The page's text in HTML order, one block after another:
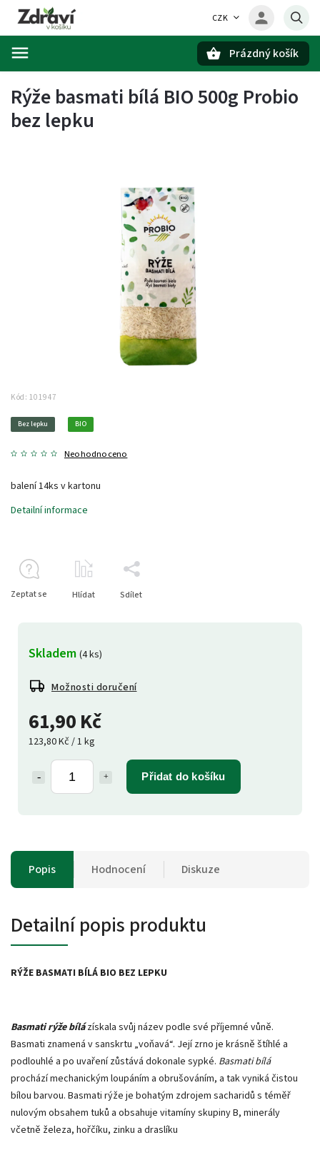
CZK
Prázdný košík
Rýže basmati bílá BIO 500g Probio
bez lepku
Kód: 101947
Bez lepku BIO
Neohodnoceno
61,90 Kč
123,80 Kč / 1 kg
Přidat do košíku
Skladem (4 ks)
Možnosti doručení
balení 14ks v kartonu
Detailní informace
Zeptat se Hlídat Sdílet
Popis Hodnocení Diskuze
Detailní popis produktu
RÝŽE BASMATI BÍLÁ BIO BEZ LEPKU
Basmati rýže bílá získala svůj název podle své příjemné vůně.
Basmati znamená v sanskrtu „voňavá“. Její zrno je krásně štíhlé a
podlouhlé a po uvaření zůstává dokonale sypké. Basmati bílá
prochází mechanickým loupáním a obrušováním, a tak vyniká čistou
bílou barvou. Basmati rýže je bohatým zdrojem sacharidů s téměř
nulovým obsahem tuků a obsahuje vitamíny skupiny B, minerály
včetně železa, hořčíku, zinku a draslíku